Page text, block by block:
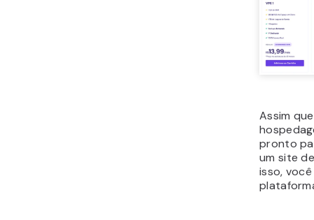
Assim
pronto
um site
isso,